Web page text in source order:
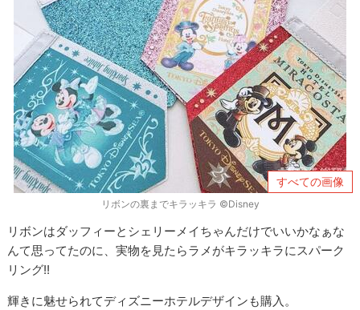
すべての画像
リボンの裏までキラッキラ ©Disney
リボンはダッフィーとシェリーメイちゃんだけでいいかなぁな
んて思ってたのに、実物を見たらラメがキラッキラにスパーク
リング!!
輝きに魅せられてディズニーホテルデザインも購入。